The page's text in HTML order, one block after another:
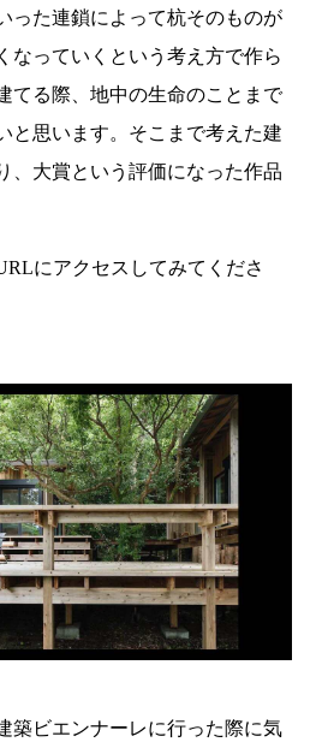
った連鎖によって杭そのものが
なっていくという考え方で作ら
てる際、地中の生命のことまで
と思います。そこまで考えた建
、大賞という評価になった作品
にアクセスしてみてくださ
築ビエンナーレに行った際に気